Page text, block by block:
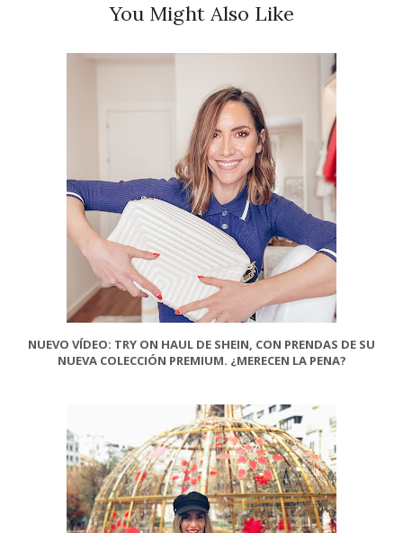
You Might Also Like
NUEVO VÍDEO: TRY ON HAUL DE SHEIN, CON PRENDAS DE SU
NUEVA COLECCIÓN PREMIUM. ¿MERECEN LA PENA?